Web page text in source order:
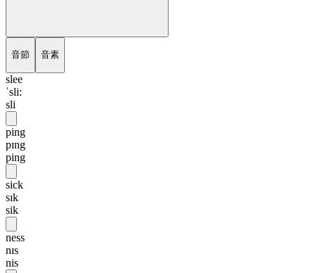
音節 音素
slee
ˈsli:
sli
ping
pɪng
ping
sick
sɪk
sik
ness
nɪs
nis